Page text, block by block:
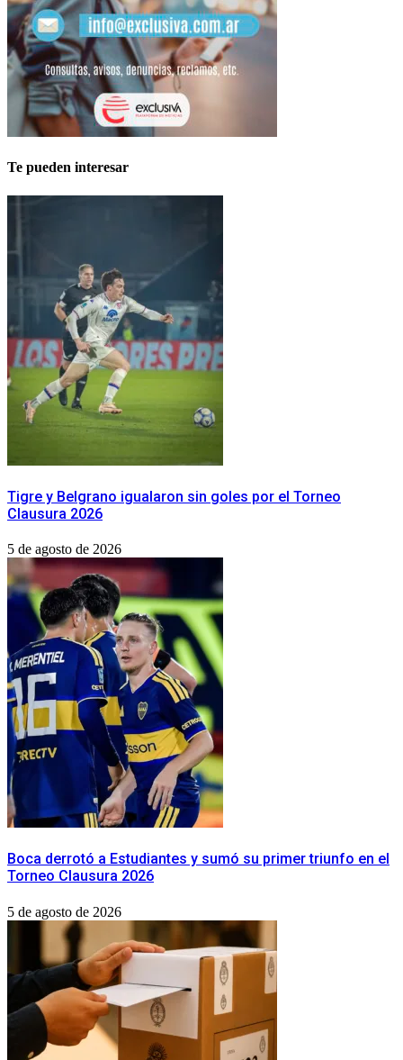
Te pueden interesar
Tigre y Belgrano igualaron sin goles por el Torneo
Clausura 2026
5 de agosto de 2026
Boca derrotó a Estudiantes y sumó su primer triunfo en el
Torneo Clausura 2026
5 de agosto de 2026